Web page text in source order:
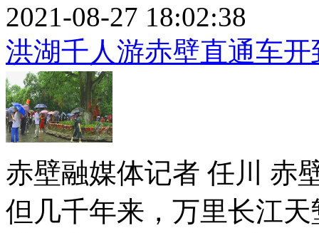
2021-08-27 18:02:38
洪湖千人游赤壁直通车
赤壁融媒体记者 任川 赤
但几千年来，万里长江